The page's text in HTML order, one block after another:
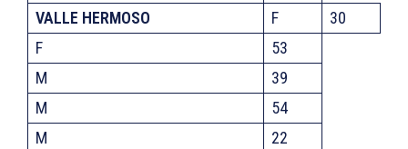
VALLE HERMOSO
F
30
F
53
M
39
M
54
M
22